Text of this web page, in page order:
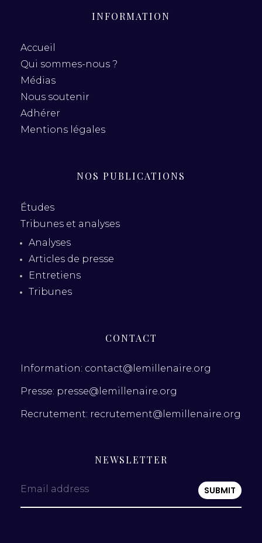
INFORMATION
Accueil
Qui sommes-nous ?
Médias
Nous soutenir
Adhérer
Mentions légales
NOS PUBLICATIONS
Études
Tribunes et analyses
Analyses
Articles de presse
Entretiens
Tribunes
CONTACT
Information: contact@lemillenaire.org
Presse: presse@lemillenaire.org
Recrutement: recrutement@lemillenaire.org
NEWSLETTER
Email address